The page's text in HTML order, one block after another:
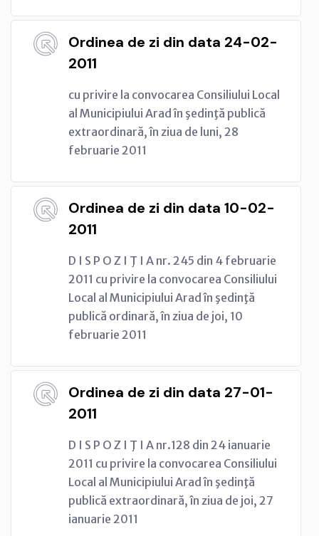
Ordinea de zi din data 24-02-
2011
cu privire la convocarea Consiliului Local
al Municipiului Arad în şedinţă publică
extraordinară, în ziua de luni, 28
februarie 2011
Ordinea de zi din data 10-02-
2011
D I S P O Z I Ţ I A nr. 245 din 4 februarie
2011 cu privire la convocarea Consiliului
Local al Municipiului Arad în şedinţă
publică ordinară, în ziua de joi, 10
februarie 2011
Ordinea de zi din data 27-01-
2011
D I S P O Z I Ţ I A nr.128 din 24 ianuarie
2011 cu privire la convocarea Consiliului
Local al Municipiului Arad în şedinţă
publică extraordinară, în ziua de joi, 27
ianuarie 2011